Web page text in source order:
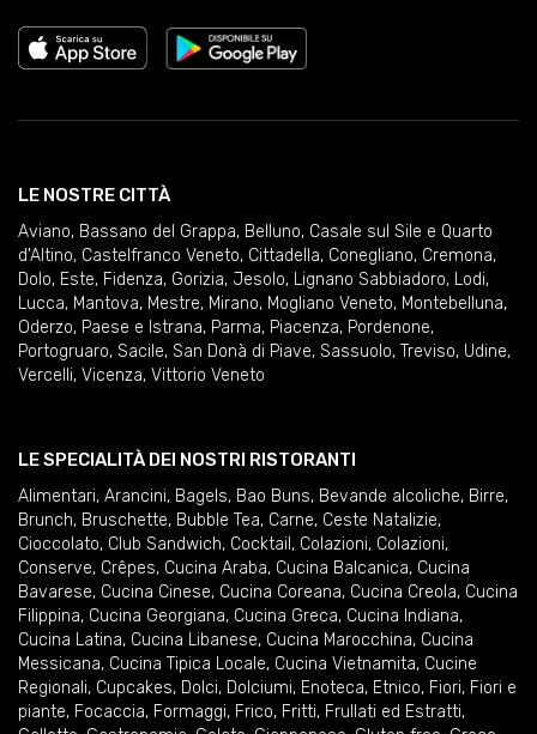
LE NOSTRE CITTÀ
Aviano, Bassano del Grappa, Belluno, Casale sul Sile e Quarto
d'Altino, Castelfranco Veneto, Cittadella, Conegliano, Cremona,
Dolo, Este, Fidenza, Gorizia, Jesolo, Lignano Sabbiadoro, Lodi,
Lucca, Mantova, Mestre, Mirano, Mogliano Veneto, Montebelluna,
Oderzo, Paese e Istrana, Parma, Piacenza, Pordenone,
Portogruaro, Sacile, San Donà di Piave, Sassuolo, Treviso, Udine,
Vercelli, Vicenza, Vittorio Veneto
LE SPECIALITÀ DEI NOSTRI RISTORANTI
Alimentari, Arancini, Bagels, Bao Buns, Bevande alcoliche, Birre,
Brunch, Bruschette, Bubble Tea, Carne, Ceste Natalizie,
Cioccolato, Club Sandwich, Cocktail , Colazioni, Colazioni,
Conserve, Crêpes, Cucina Araba, Cucina Balcanica, Cucina
Bavarese, Cucina Cinese, Cucina Coreana, Cucina Creola, Cucina
Filippina, Cucina Georgiana, Cucina Greca, Cucina Indiana,
Cucina Latina, Cucina Libanese, Cucina Marocchina, Cucina
Messicana, Cucina Tipica Locale, Cucina Vietnamita, Cucine
Regionali, Cupcakes, Dolci, Dolciumi, Enoteca, Etnico, Fiori, Fiori e
piante, Focaccia, Formaggi, Frico, Fritti, Frullati ed Estratti,